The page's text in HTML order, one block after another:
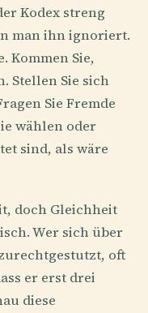
Kodex streng
man ihn ignoriert.
Kommen Sie,
Stellen Sie sich
Sie Fremde
wählen oder
sind, als wäre
doch Gleichheit
Wer sich über
oft
er erst drei
diese